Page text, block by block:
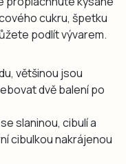
cukru, špetku
podlít vývarem.
většinou jsou
dvě balení po
slaninou, cibulí a
cibulkou nakrájenou